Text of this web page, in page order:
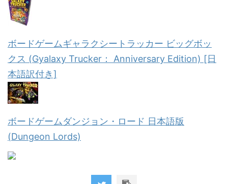
ボードゲームギャラクシートラッカー ビッグボッ
クス (Gyalaxy Trucker： Anniversary Edition) [日
本語訳付き]
ボードゲームダンジョン・ロード 日本語版
(Dungeon Lords)